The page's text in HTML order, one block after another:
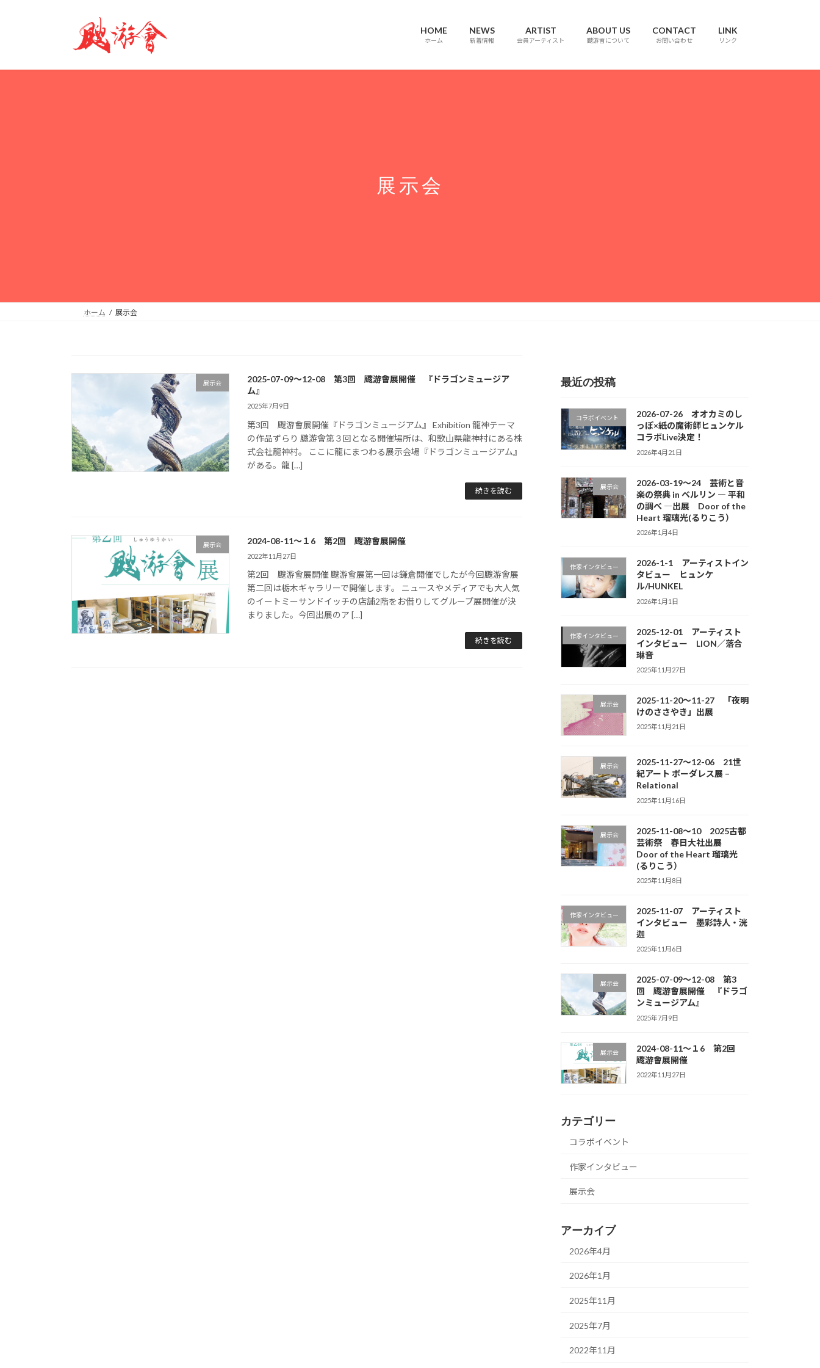
HOME
ホーム
NEWS
新着情報
ARTIST
会員アーティスト
ABOUT US
颼游會について
CONTACT
お問い合わせ
LINK
リンク
展示会
ホーム 展示会
展示会
2025-07-09～12-08 第3回 颼游會展開催 『ドラゴンミュージア
ム』
2025年7月9日
第3回 颼游會展開催『ドラゴンミュージアム』 Exhibition 龍神テーマ
の作品ずらり 颼游會第３回となる開催場所は、和歌山県龍神村にある株
式会社龍神村。 ここに龍にまつわる展示会場『ドラゴンミュージアム』
がある。龍 […]
続きを読む
展示会 2024-08-11～１6 第2回 颼游會展開催
2022年11月27日
第2回 颼游會展開催 颼游會展第一回は鎌倉開催でしたが今回颼游會展
第二回は栃木ギャラリーで開催します。 ニュースやメディアでも大人気
のイートミーサンドイッチの店舗2階をお借りしてグループ展開催が決
まりました。今回出展のア […]
続きを読む
最近の投稿
コラボイベント
2026-07-26 オオカミのし
っぽ×紙の魔術師ヒュンケル
コラボLive決定！
2026年4月21日
展示会
2026-03-19～24 芸術と音
楽の祭典 in ベルリン ― 平和
の調べ ―出展 Door of the
Heart 瑠璃光(るりこう）
2026年1月4日
作家インタビュー
2026-1-1 アーティストイン
タビュー ヒュンケ
ル/HUNKEL
2026年1月1日
作家インタビュー
2025-12-01 アーティスト
インタビュー LION／落合
琳音
2025年11月27日
展示会
2025-11-20～11-27 「夜明
けのささやき」出展
2025年11月21日
展示会
2025-11-27～12-06 21世
紀アート ボーダレス展 –
Relational
2025年11月16日
展示会
2025-11-08～10 2025古都
芸術祭 春日大社出展
Door of the Heart 瑠璃光
(るりこう）
2025年11月8日
作家インタビュー
2025-11-07 アーティスト
インタビュー 墨彩詩人・洸
迦
2025年11月6日
展示会
2025-07-09～12-08 第3
回 颼游會展開催 『ドラゴ
ンミュージアム』
2025年7月9日
展示会
2024-08-11～１6 第2回
颼游會展開催
2022年11月27日
カテゴリー
コラボイベント
作家インタビュー
展示会
アーカイブ
2026年4月
2026年1月
2025年11月
2025年7月
2022年11月